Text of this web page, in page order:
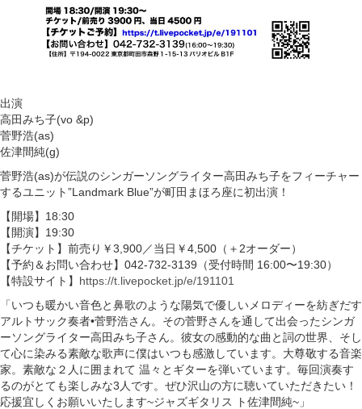
出演
高田みち子(vo &p)
菅野浩(as)
佐津間純(g)
菅野浩(as)が伝説のシンガーソングライター高田みち子をフィーチャー
するユニット”Landmark Blue”が町田まほろ座に初出演！
【開場】18:30
【開演】19:30
【チケット】前売り￥3,900／当日￥4,500（＋2オーダー）
【予約＆お問い合わせ】042-732-3139（受付時間 16:00〜19:30）
【特設サイト】 https://t.livepocket.jp/e/191101
「いつも暖かい音色と鼻歌のような陽気で優しいメロディーを紡ぎだす
アルトサック奏者•菅野浩さん。その菅野さんを通して出会ったシンガ
ーソングライター高田みち子さん。彼女の感動的な曲と詞の世界、そし
て心に染みる素敵な歌声に僕はいつも感激しています。大尊敬する音楽
家。素敵な２人に囲まれて 温々とギターを弾いています。毎回演奏す
るのがとても楽しみな3人です。ぜひ沢山の方に聴いていただきたい！
応援宜しくお願いいたします~ジャズギタリス ト佐津間純~」